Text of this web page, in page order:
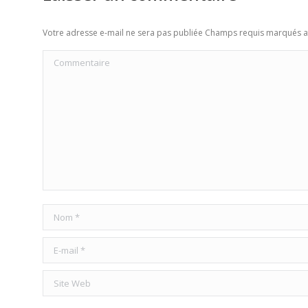
Votre adresse e-mail ne sera pas publiée Champs requis marqués
Commentaire
Nom *
E-mail *
Site Web